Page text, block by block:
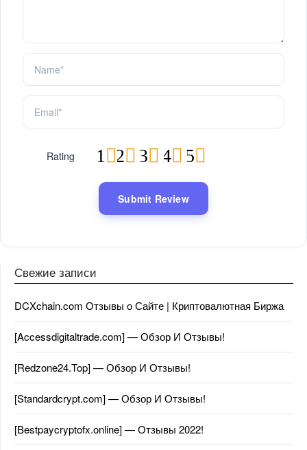
Rating 5
4
3
2
1
Свежие записи
DCXchain.com Отзывы о Сайте | Криптовалютная Биржа
[Accessdigitaltrade.com] — Обзор И Отзывы!
[Redzone24.Top] — Обзор И Отзывы!
[Standardcrypt.com] — Обзор И Отзывы!
[Bestpaycryptofx.online] — Отзывы 2022!